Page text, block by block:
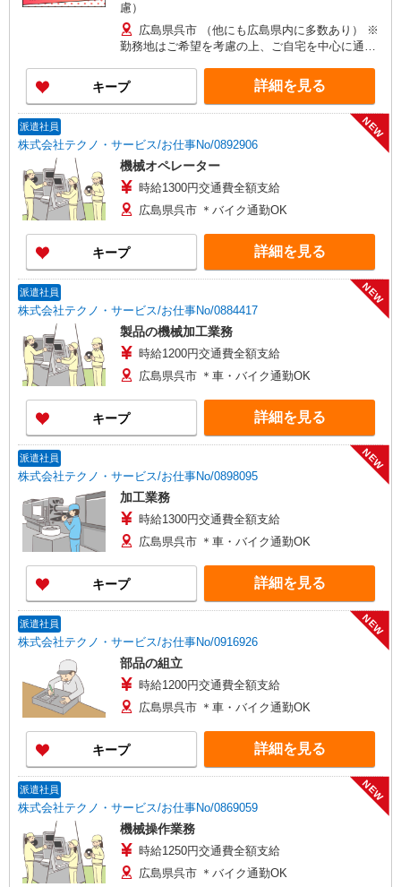
慮）
広島県呉市 （他にも広島県内に多数あり） ※
勤務地はご希望を考慮の上、ご自宅を中心に通勤
キープ 詳細を見る
派遣社員
株式会社テクノ・サービス/お仕事No/0892906
NEW
機械オペレーター
時給1300円交通費全額支給
広島県呉市 ＊バイク通勤OK
キープ 詳細を見る
派遣社員
株式会社テクノ・サービス/お仕事No/0884417
NEW
製品の機械加工業務
時給1200円交通費全額支給
広島県呉市 ＊車・バイク通勤OK
キープ 詳細を見る
派遣社員
株式会社テクノ・サービス/お仕事No/0898095
NEW
加工業務
時給1300円交通費全額支給
広島県呉市 ＊車・バイク通勤OK
キープ 詳細を見る
派遣社員
株式会社テクノ・サービス/お仕事No/0916926
NEW
部品の組立
時給1200円交通費全額支給
広島県呉市 ＊車・バイク通勤OK
キープ 詳細を見る
派遣社員
株式会社テクノ・サービス/お仕事No/0869059
NEW
機械操作業務
時給1250円交通費全額支給
広島県呉市 ＊バイク通勤OK